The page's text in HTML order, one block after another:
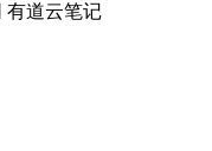
有道云笔记